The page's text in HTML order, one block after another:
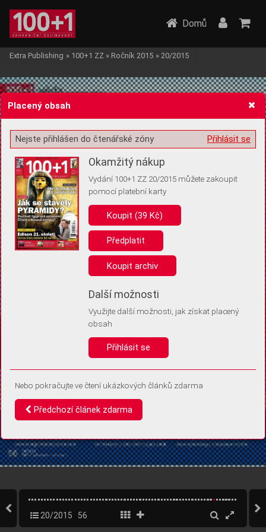
Žádost o souhlas s ukládáním volitelných informací
Pro základní fungování webu nepotřebujeme ukládat žádné informace
(tzv. cookies apod.). Rádi bychom vás ale požádali o souhlas s
uložením volitelných informací:
Anonymní unikátní ID
Díky němu příště poznáme, že se jedná o stejné zařízení, a
Identifikátor je zcela anonymní.
Vaše souhlasy a odmítnutí si ukládáme do vašeho zařízení, abychom se
vás už příště znovu neptali. Můžete je kdykoli později upravit ve Správě
Domů
Extra Publishing » 100+1 ZZ » Ročník 2015 » 20/2015
20/2015 56
Placený obsah
Přihlásit se
Nejste přihlášen do čtenářské zóny
Okamžitý nákup
Vydání 100+1 ZZ 20/2015 můžete zakoupit
pomocí platební karty
Koupit (39 Kč)
Předplatit
Koupit archiv
Další možnosti
Využijte další možnosti, jak získat placený
obsah
Přihlásit se
Nebo pokračujte ve čtení ukázkových článků zdarma
Předchozí článek zdarma